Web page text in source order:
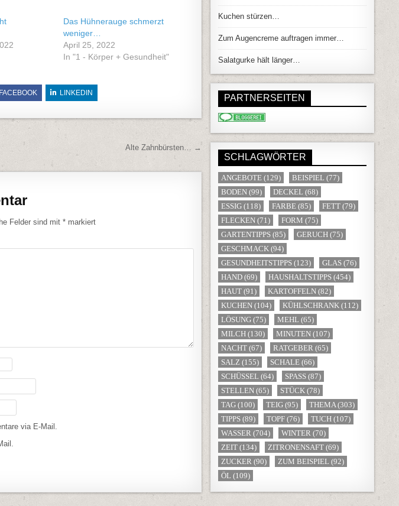
Das Hühnerauge schmerzt
weniger…
April 25, 2022
In "1 - Körper + Gesundheit"
FACEBOOK LINKEDIN
Alte Zahnbürsten… →
Felder sind mit* markiert
via E-Mail.
Kuchen stürzen…
Zum Augencreme auftragen immer…
Salatgurke hält länger…
PARTNERSEITEN
SCHLAGWÖRTER
ANGEBOTE(129) BEISPIEL (77)
BODEN(99) DECKEL (68)
ESSIG(118) FARBE(85) FETT(79)
FLECKEN(71) FORM (75)
GARTENTIPPS(85) GERUCH(75)
GESCHMACK(94)
GESUNDHEITSTIPPS(123) GLAS(76)
HAND(69) HAUSHALTSTIPPS(454)
HAUT(91) KARTOFFELN(82)
KUCHEN(104) KÜHLSCHRANK(112)
LÖSUNG(75) MEHL (65)
MILCH(130) MINUTEN(107)
NACHT(67) RATGEBER(65)
SALZ (155) SCHALE(66)
SCHÜSSEL (64) SPASS(87)
STELLEN(65) STÜCK(78)
TAG(100) TEIG(95) THEMA(303)
TIPPS(89) TOPF(76) TUCH(107)
WASSER(704) WINTER(70)
ZEIT(134) ZITRONENSAFT(69)
ZUCKER(90) ZUM BEISPIEL (92)
ÖL (109)